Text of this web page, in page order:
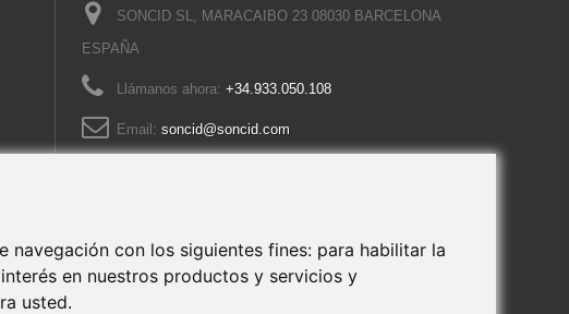
navegación con los siguientes fines: para habilitar la
en nuestros productos y servicios y
usted.
SONCID SL, MARACAIBO 23 08030 BARCELONA
ESPAÑA
Llámanos ahora: +34.933.050.108
Email: soncid@soncid.com